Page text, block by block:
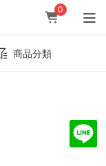
0
商品分類